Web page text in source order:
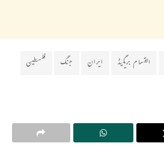
القسام بریگیڈ ایران جنگ
فلسطین